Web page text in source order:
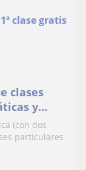
1ª clase gratis
clases
y
(con dos
particulares